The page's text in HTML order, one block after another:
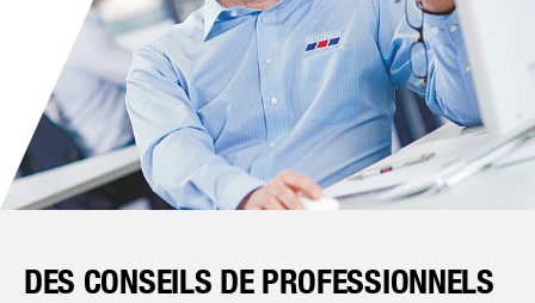
DES CONSEILS DE PROFESSIONNELS